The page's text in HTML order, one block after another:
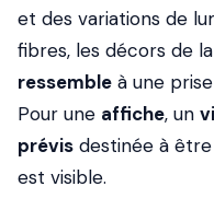
et des variations de
fibres, les décors de
ressemble à une
Pour une affiche, un
prévis destinée à
est visible.